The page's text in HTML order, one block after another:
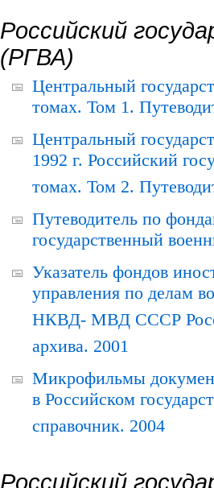
Российский
(РГВА)
Центральный
томах. Том 1.
Центральный
1992 г. Российский
томах. Том 2.
Путеводитель по
государственный
Указатель фондов
управления по делам
НКВД- МВД СССР
архива. 2001
Микрофильмы
в Российском
справочник. 2004
Российский